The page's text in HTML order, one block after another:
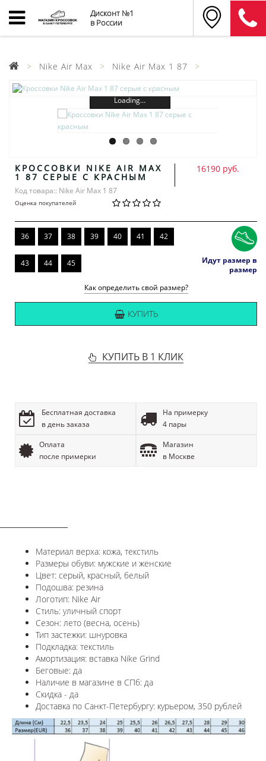
Дисконт №1
в России
Nike Air Max Nike Air Max 1 87
Loading...
КРОССОВКИ NIKE AIR MAX
1 87 СЕРЫЕ С КРАСНЫМ
Код товара:: Nike Air Max 1 87
Оценка покупателей
16190 руб.
36 37 38 39 40 41 42
43 44 45
Идут размер в
размер
Как определить свой размер?
КУПИТЬ
КУПИТЬ В 1 КЛИК
Бесплатная доставка
в день заказа
На примерку
4 пары
Оплата
после примерки
Магазин
в Москве
Материал верха: кожа, текстиль
Размеры обуви: мужские и женские
Цвет: серый, красный, белый
Подошва: резина
Логотип: Nike Air
Стиль: уличный спорт
Сезон: лето (весна, осень)
Тип застежки: шнуровка
Подкладка: текстиль
Амортизация: вставка Nike Grind
Беговые: да
Наличие в магазине в СПб: да
Скидка - да
Доставка по Санкт-Петербургу: курьером, 350 рублей